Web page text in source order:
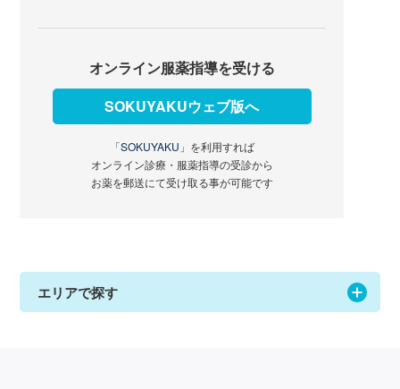
オンライン服薬指導を受ける
SOKUYAKUウェブ版へ
「SOKUYAKU」 を利用すれば
オンライン診療・服薬指導の受診から
お薬を郵送にて受け取る事が可能です
エリアで探す